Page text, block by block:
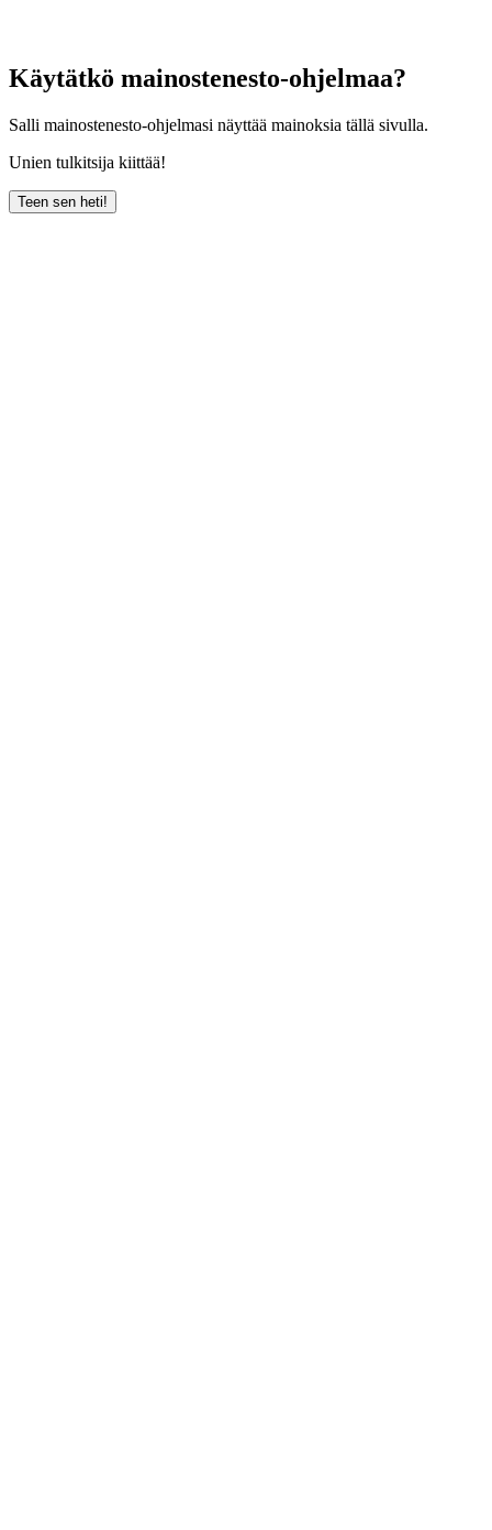
Käytätkö mainostenesto-ohjelmaa?
Salli mainostenesto-ohjelmasi näyttää mainoksia tällä sivulla.
Unien tulkitsija kiittää!
Teen sen heti!